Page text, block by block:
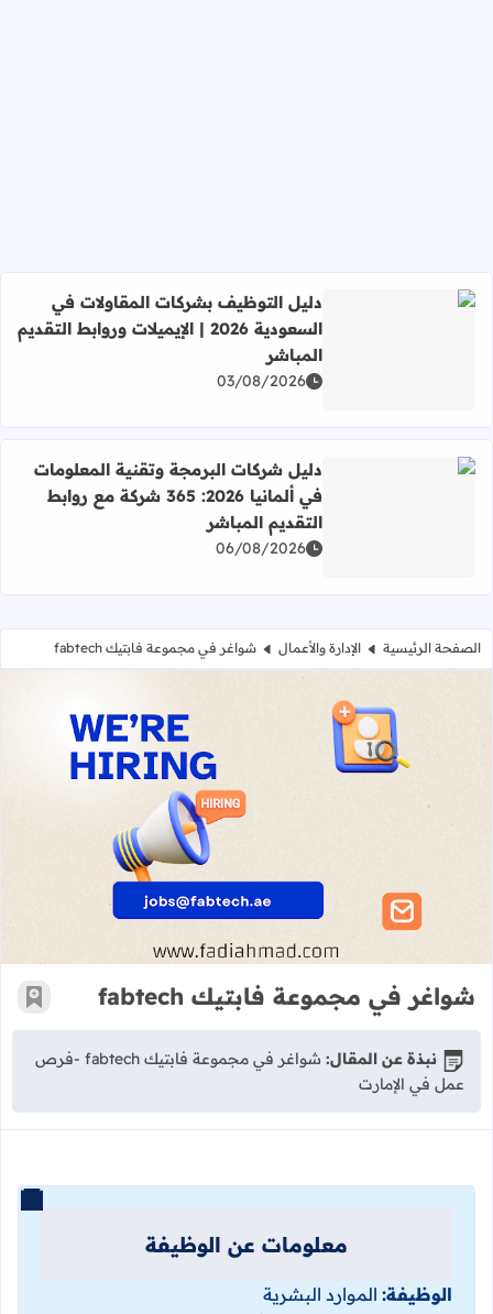
اقرأ المزيد عن دليل التوظيف بشركات المقاولات في السعودية 2026 | الإيميلات وروابط التقديم
دليل التوظيف بشركات المقاولات في
السعودية 2026 | الإيميلات وروابط التقديم
المباشر
03/08/2026
اقرأ المزيد عن دليل شركات البرمجة وتقنية المعلومات في ألمانيا 2026: 365 شركة مع روابط التقديم
دليل شركات البرمجة وتقنية المعلومات
في ألمانيا 2026: 365 شركة مع روابط
التقديم المباشر
06/08/2026
الصفحة الرئيسية الإدارة والأعمال شواغر في مجموعة فابتيك fabtech
شواغر في مجموعة فابتيك fabtech
شواغر في مجموعة فابتيك fabtech أضف
نبذة عن المقال:
شواغر في مجموعة فابتيك fabtech -فرص
عمل في الإمارت
معلومات عن الوظيفة
الوظيفة: الموارد البشرية